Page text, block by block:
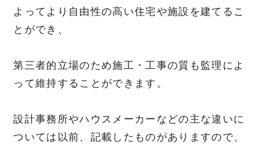
よってより自由性の高い住宅や施設を建てるこ
とができ、
第三者的立場のため施工・工事の質も監理によ
って維持することができます。
設計事務所やハウスメーカーなどの主な違いに
ついては以前、記載したものがありますので、